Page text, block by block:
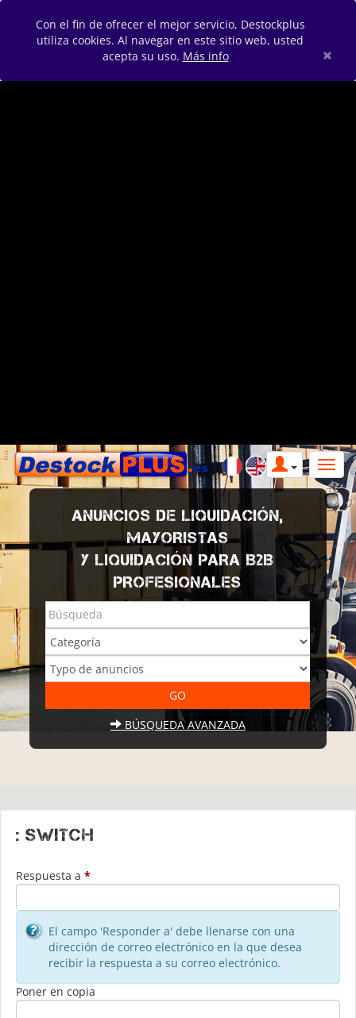
Con el fin de ofrecer el mejor servicio, Destockplus
utiliza cookies. Al navegar en este sitio web, usted
acepta su uso. Más info ×
ANUNCIOS DE LIQUIDACIÓN,
MAYORISTAS
Y LIQUIDACIÓN PARA B2B
PROFESIONALES
BÚSQUEDA AVANZADA
: Switch
Respuesta a *
El campo 'Responder a' debe llenarse con una
dirección de correo electrónico en la que desea
recibir la respuesta a su correo electrónico.
Poner en copia